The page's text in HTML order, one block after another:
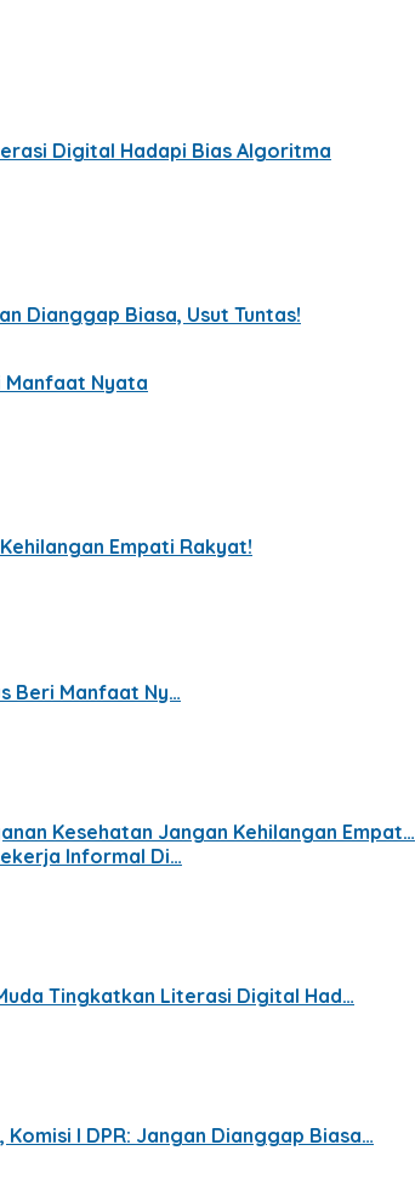
Digital Hadapi Bias Algoritma
Dianggap Biasa, Usut Tuntas!
Manfaat Nyata
Empati Rakyat!
Beri Manfaat Ny…
Kesehatan Jangan Kehilangan Empat…
Informal Di…
Tingkatkan Literasi Digital Had…
I DPR: Jangan Dianggap Biasa…